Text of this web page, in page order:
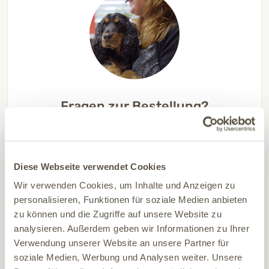
Diese Webseite verwendet Cookies
Wir verwenden Cookies, um Inhalte und Anzeigen zu
personalisieren, Funktionen für soziale Medien anbieten
zu können und die Zugriffe auf unsere Website zu
analysieren. Außerdem geben wir Informationen zu Ihrer
Verwendung unserer Website an unsere Partner für
soziale Medien, Werbung und Analysen weiter. Unsere
Fragen zur Bestellung?
Du erreichst unser Service-Team Mo bis
unter 06504 7433510 oder
06504 7433510
MO BIS FR, 7-17 UHR